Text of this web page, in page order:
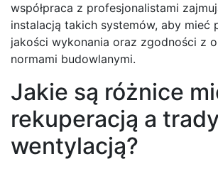
współpraca z profesjonalistami
instalacją takich systemów, aby mieć
jakości wykonania oraz zgodności z
normami budowlanymi.
Jakie są różnice
rekuperacją a
wentylacją?